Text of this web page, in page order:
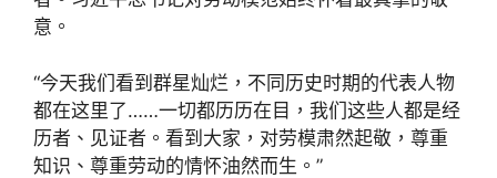
意。
“今天我们看到群星灿烂，不同历史时期的代表人物
都在这里了……一切都历历在目，我们这些人都是经
历者、见证者。看到大家，对劳模肃然起敬，尊重
知识、尊重劳动的情怀油然而生。”